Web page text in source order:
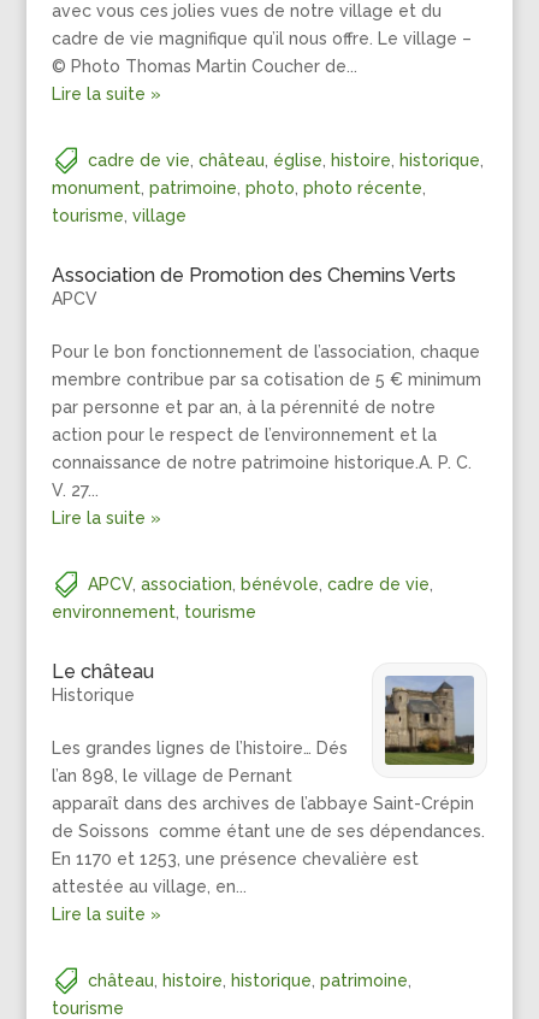
avec vous ces jolies vues de notre village et du
cadre de vie magnifique qu’il nous offre. Le village –
© Photo Thomas Martin Coucher de...
Lire la suite »
cadre de vie château église histoire historique
monument, patrimoine photo photo récente
tourisme village
Association de Promotion des Chemins Verts
APCV
Pour le bon fonctionnement de l’association, chaque
membre contribue par sa cotisation de 5 € minimum
par personne et par an, à la pérennité de notre
action pour le respect de l’environnement et la
connaissance de notre patrimoine historique.A. P. C.
V. 27...
Lire la suite »
APCV, association bénévole cadre de vie
environnement, tourisme
Le château
Historique
Les grandes lignes de l’histoire… Dés
l’an 898, le village de Pernant
apparaît dans des archives de l’abbaye Saint-Crépin
de Soissons comme étant une de ses dépendances.
En 1170 et 1253, une présence chevalière est
attestée au village, en...
Lire la suite »
château histoire historique patrimoine
tourisme